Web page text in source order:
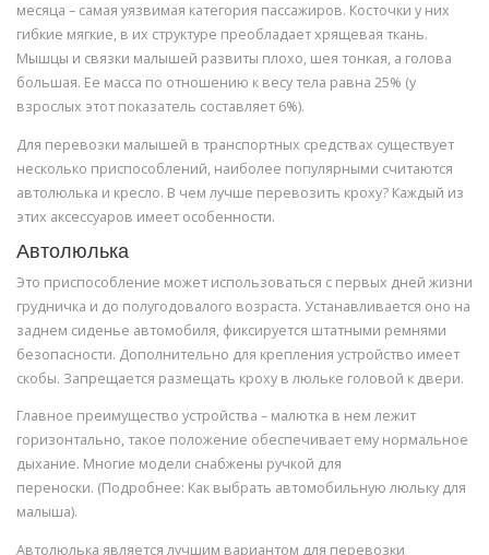
месяца – самая уязвимая категория пассажиров. Косточки у них
гибкие мягкие, в их структуре преобладает хрящевая ткань.
Мышцы и связки малышей развиты плохо, шея тонкая, а голова
большая. Ее масса по отношению к весу тела равна 25% (у
взрослых этот показатель составляет 6%).
Для перевозки малышей в транспортных средствах существует
несколько приспособлений, наиболее популярными считаются
автолюлька и кресло. В чем лучше перевозить кроху? Каждый из
этих аксессуаров имеет особенности.
Автолюлька
Это приспособление может использоваться с первых дней жизни
грудничка и до полугодовалого возраста. Устанавливается оно на
заднем сиденье автомобиля, фиксируется штатными ремнями
безопасности. Дополнительно для крепления устройство имеет
скобы. Запрещается размещать кроху в люльке головой к двери.
Главное преимущество устройства – малютка в нем лежит
горизонтально, такое положение обеспечивает ему нормальное
дыхание. Многие модели снабжены ручкой для
переноски. (Подробнее: Как выбрать автомобильную люльку для
малыша).
Автолюлька является лучшим вариантом для перевозки